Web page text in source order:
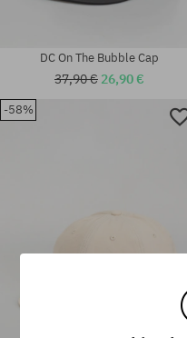
DC On The Bubble Cap
37,90 € 26,90 €
-58%